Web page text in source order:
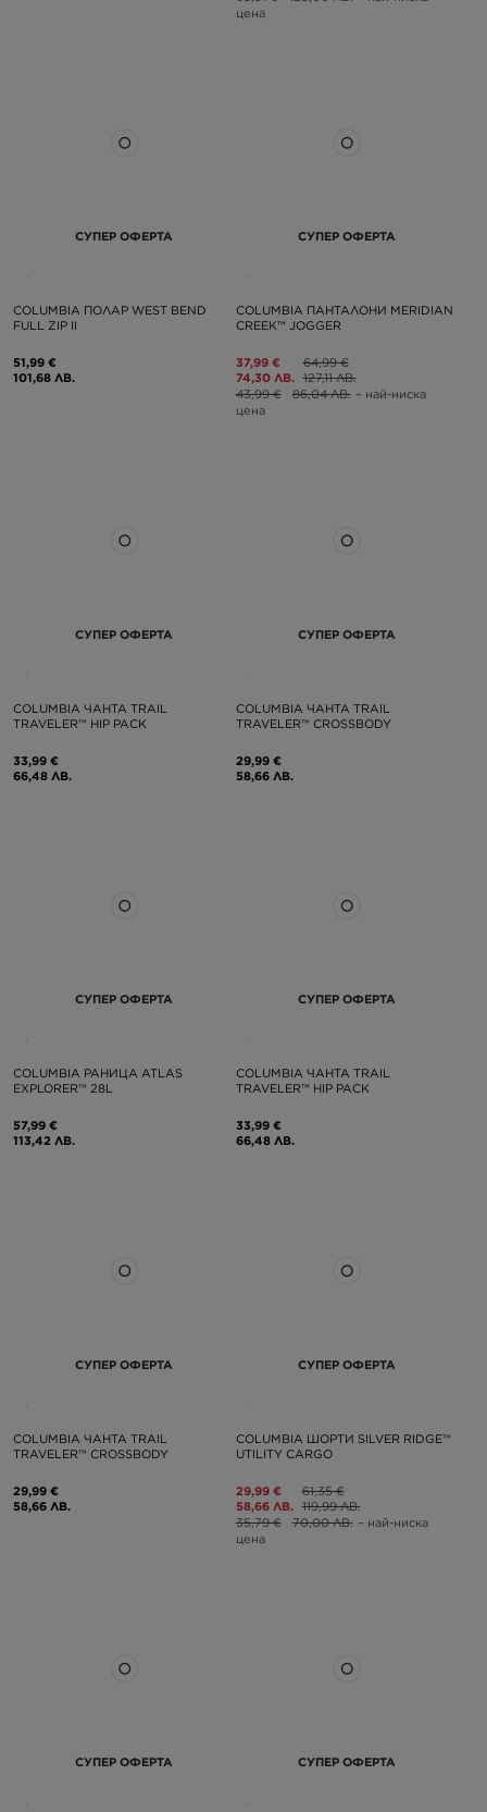
цена
СУПЕР ОФЕРТА
COLUMBIA ПОЛАР WEST BEND
FULL ZIP II
51,99 €
101,68 ЛВ.
СУПЕР ОФЕРТА
COLUMBIA ПАНТАЛОНИ MERIDIAN
CREEK™ JOGGER
37,99 €
74,30 ЛВ.
64,99 €
127,11 ЛВ.
43,99 €
86,04 ЛВ. – най-ниска
цена
СУПЕР ОФЕРТА
COLUMBIA ЧАНТА TRAIL
TRAVELER™ HIP PACK
33,99 €
66,48 ЛВ.
СУПЕР ОФЕРТА
COLUMBIA ЧАНТА TRAIL
TRAVELER™ CROSSBODY
29,99 €
58,66 ЛВ.
СУПЕР ОФЕРТА
COLUMBIA РАНИЦА ATLAS
EXPLORER™ 28L
57,99 €
113,42 ЛВ.
СУПЕР ОФЕРТА
COLUMBIA ЧАНТА TRAIL
TRAVELER™ HIP PACK
33,99 €
66,48 ЛВ.
СУПЕР ОФЕРТА
COLUMBIA ЧАНТА TRAIL
TRAVELER™ CROSSBODY
29,99 €
58,66 ЛВ.
СУПЕР ОФЕРТА
COLUMBIA ШОРТИ SILVER RIDGE™
UTILITY CARGO
29,99 €
58,66 ЛВ.
61,35 €
119,99 ЛВ.
35,79 €
70,00 ЛВ. – най-ниска
цена
СУПЕР ОФЕРТА СУПЕР ОФЕРТА